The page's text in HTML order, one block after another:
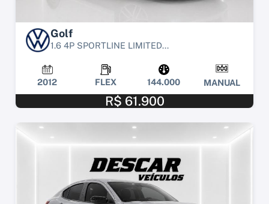
Golf
1.6 4P SPORTLINE LIMITED...
2012 FLEX 144.000 MANUAL
R$ 61.900